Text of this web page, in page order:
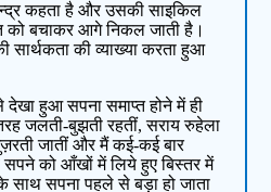
कहता है और उसकी साइकिल
को बचाकर आगे निकल जाती है।
सार्थकता की व्याख्या करता हुआ
हुआ सपना समाप्त होने में ही
जलती-बुझती रहतीं, सराय रुहेला
जातीं और मैं कई-कई बार
को आँखों में लिये हुए बिस्तर में
साथ सपना पहले से बड़ा हो जाता